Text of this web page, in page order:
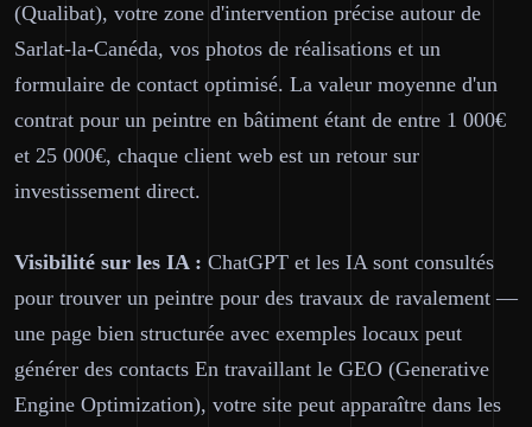
(Qualibat), votre zone d'intervention précise autour de
Sarlat-la-Canéda, vos photos de réalisations et un
formulaire de contact optimisé. La valeur moyenne d'un
contrat pour un peintre en bâtiment étant de entre 1 000€
et 25 000€, chaque client web est un retour sur
investissement direct.
Visibilité sur les IA : ChatGPT et les IA sont consultés
pour trouver un peintre pour des travaux de ravalement —
une page bien structurée avec exemples locaux peut
générer des contacts En travaillant le GEO (Generative
Engine Optimization), votre site peut apparaître dans les